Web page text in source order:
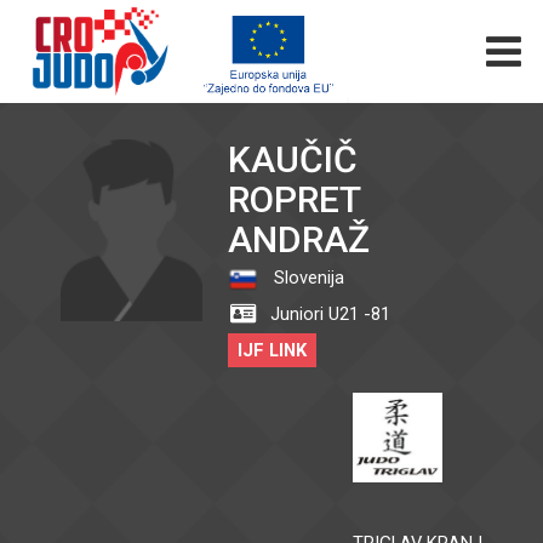
KAUČIČ
ROPRET
ANDRAŽ
Slovenija
Juniori U21 -81
IJF LINK